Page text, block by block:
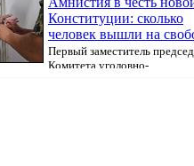
Конституции: сколько
человек вышли на
Первый заместитель
Комитета уголовно-